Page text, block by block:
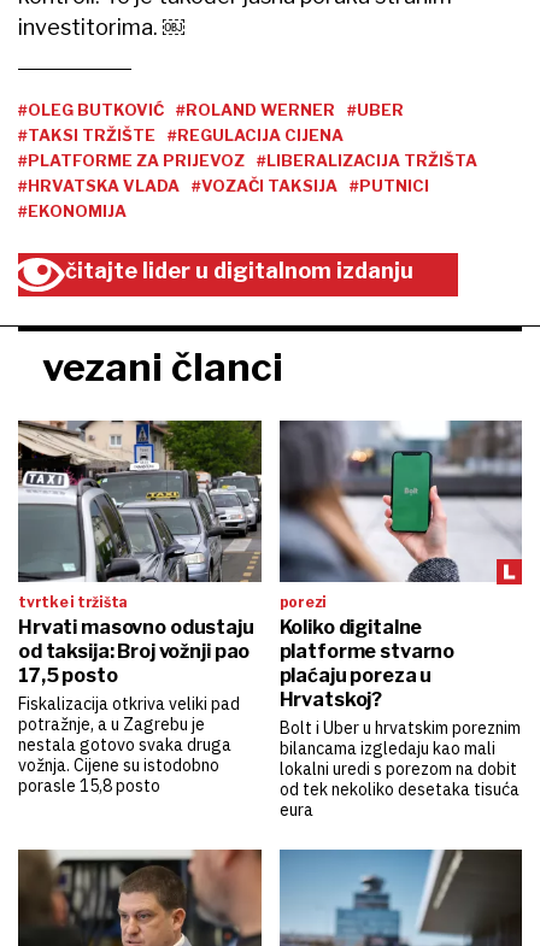
investitorima. ￼
#OLEG BUTKOVIĆ #ROLAND WERNER
#UBER
#TAKSI TRŽIŠTE
#REGULACIJA CIJENA
#PLATFORME ZA PRIJEVOZ
#LIBERALIZACIJA TRŽIŠTA
#HRVATSKA VLADA
#VOZAČI TAKSIJA
#PUTNICI
#EKONOMIJA
čitajte lider u digitalnom izdanju
vezani članci
tvrtke i tržišta
Hrvati masovno odustaju
od taksija: Broj vožnji pao
17,5 posto
Fiskalizacija otkriva veliki pad
potražnje, a u Zagrebu je
nestala gotovo svaka druga
vožnja. Cijene su istodobno
porasle 15,8 posto
porezi
Koliko digitalne
platforme stvarno
plaćaju poreza u
Hrvatskoj?
Bolt i Uber u hrvatskim poreznim
bilancama izgledaju kao mali
lokalni uredi s porezom na dobit
od tek nekoliko desetaka tisuća
eura